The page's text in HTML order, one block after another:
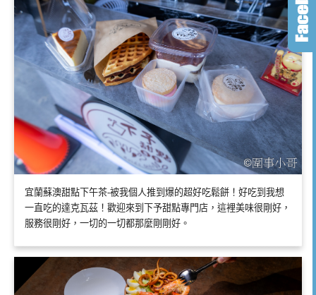
宜蘭蘇澳甜點下午茶-被我個人推到爆的超好吃鬆餅！好吃到我想
一直吃的達克瓦茲！歡迎來到下予甜點專門店，這裡美味很剛好，
服務很剛好，一切的一切都那麼剛剛好。